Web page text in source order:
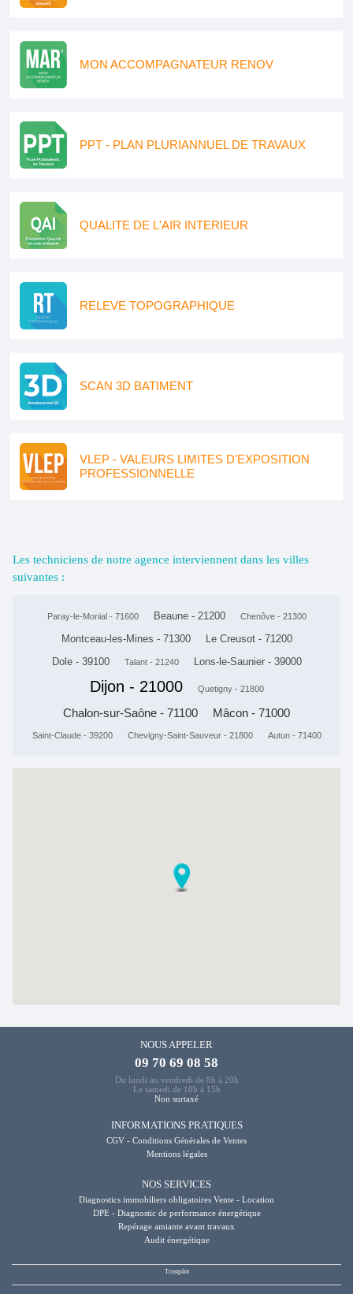
MON ACCOMPAGNATEUR RENOV
PPT - PLAN PLURIANNUEL DE TRAVAUX
QUALITE DE L'AIR INTERIEUR
RELEVE TOPOGRAPHIQUE
SCAN 3D BATIMENT
VLEP - VALEURS LIMITES D'EXPOSITION
PROFESSIONNELLE
Les techniciens de notre agence interviennent dans les villes
suivantes :
Paray-le-Monial - 71600 Beaune - 21200 Chenôve - 21300
Montceau-les-Mines - 71300
Le Creusot - 71200
Dole - 39100
Talant - 21240 Lons-le-Saunier - 39000
Dijon - 21000 Quetigny - 21800
Chalon-sur-Saône - 71100 Mâcon - 71000
Saint-Claude - 39200 Chevigny-Saint-Sauveur - 21800 Autun - 71400
NOUS APPELER
09 70 69 08 58
Du lundi au vendredi de 8h à 20h
Le samedi de 10h à 15h
Non surtaxé
INFORMATIONS PRATIQUES
CGV - Conditions Générales de Ventes
Mentions légales
NOS SERVICES
Diagnostics immobiliers obligatoires Vente - Location
DPE - Diagnostic de performance énergétique
Repérage amiante avant travaux
Audit énergétique